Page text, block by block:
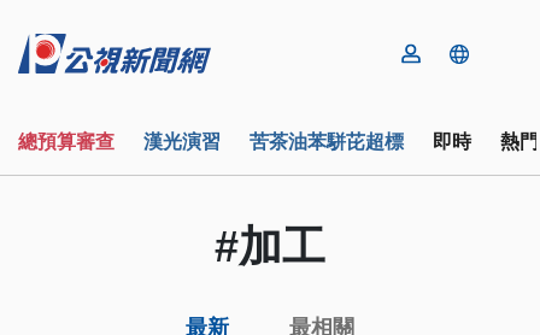
總預算審查 漢光演習 苦茶油苯駢芘超標 即時 熱
#加工
最新 最相關